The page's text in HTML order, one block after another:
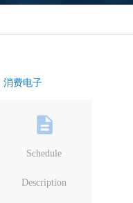
消费电子
Schedule
Description